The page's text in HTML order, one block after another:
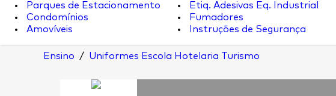
Parques de Estacionamento
Condomínios
Amovíveis
Etiq. Adesivas Eq. Industrial
Fumadores
Instruções de Segurança
Ensino / Uniformes Escola Hotelaria Turismo